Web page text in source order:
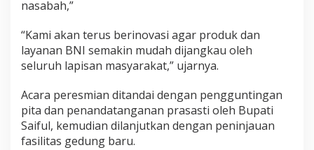
nasabah,”
“Kami akan terus berinovasi agar produk dan
layanan BNI semakin mudah dijangkau oleh
seluruh lapisan masyarakat,” ujarnya.
Acara peresmian ditandai dengan pengguntingan
pita dan penandatanganan prasasti oleh Bupati
Saiful, kemudian dilanjutkan dengan peninjauan
fasilitas gedung baru.